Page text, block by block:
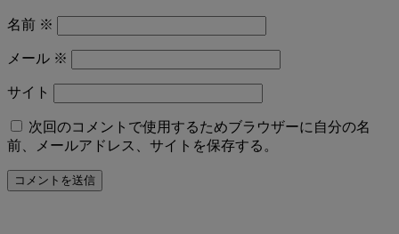
名前 ※
メール ※
サイト
次回のコメントで使用するためブラウザーに自分の名
前、メールアドレス、サイトを保存する。